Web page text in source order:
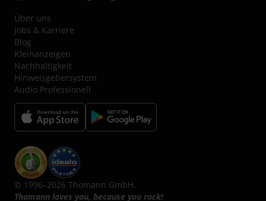
Über uns
Jobs & Karriere
Blog
Kleinanzeigen
Nachhaltigkeit
Hinweisgebersystem
Audio Professionell
© 1996–2026 Thomann GmbH.
Thomann loves you, because you rock!